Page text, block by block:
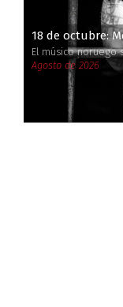
18 de octubre:
El músico noruego
Agosto de 2026